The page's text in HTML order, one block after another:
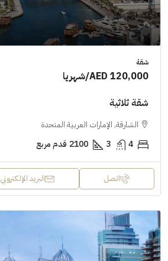
شقة
AED 120,000/شهريا
شقة ثلاثية
الشارقة, الإمارات العربية المتحدة
4
3
2100 قدم مربع
اتصل البريد الإلكتروني